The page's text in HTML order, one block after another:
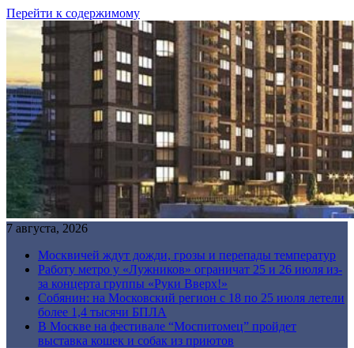
Перейти к содержимому
7 августа, 2026
Москвичей ждут дожди, грозы и перепады температур
Работу метро у «Лужников» ограничат 25 и 26 июля из-
за концерта группы «Руки Вверх!»
Собянин: на Московский регион с 18 по 25 июля летели
более 1,4 тысячи БПЛА
В Москве на фестивале “Моспитомец” пройдет
выставка кошек и собак из приютов